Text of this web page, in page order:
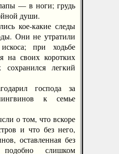
— в ноги; грудь
души.
кое-какие следы
Они не утратили
при ходьбе
на своих коротких
легкий
господа за
к семье
о том, что вскоре
и что без него,
оставленная без
подобно слишком